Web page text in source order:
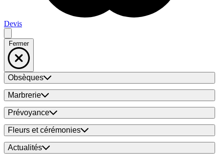
Devis
Fermer
Obsèques
Marbrerie
Prévoyance
Fleurs et cérémonies
Actualités